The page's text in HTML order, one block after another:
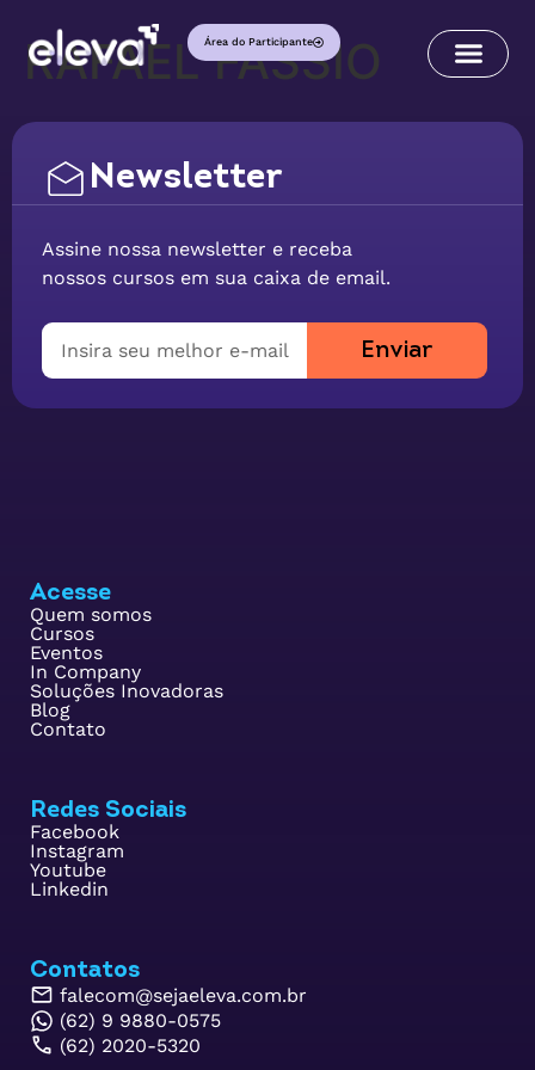
Área do Participante
RAFAEL FASSIO
Newsletter
Assine nossa newsletter e receba
nossos cursos em sua caixa de email.
Enviar
Acesse
Quem somos
Cursos
Eventos
In Company
Soluções Inovadoras
Blog
Contato
Redes Sociais
Facebook
Instagram
Youtube
Linkedin
Contatos
falecom@sejaeleva.com.br
(62) 9 9880-0575
(62) 2020-5320